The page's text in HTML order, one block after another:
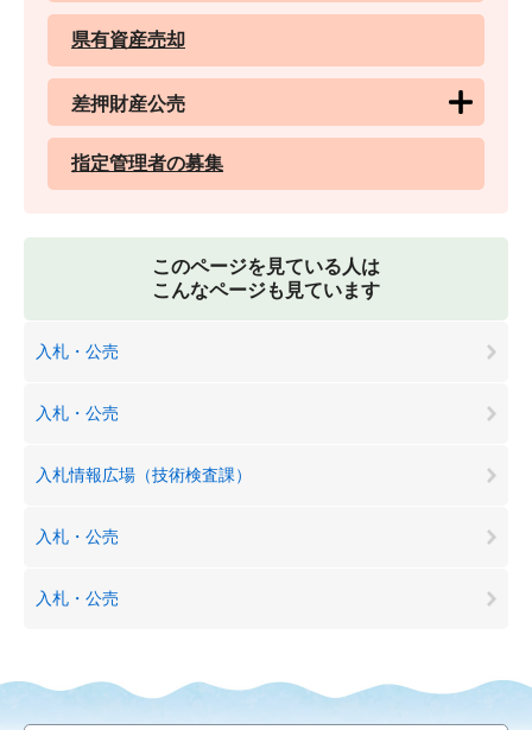
県有資産売却
差押財産公売
指定管理者の募集
このページを見ている人は
こんなページも見ています
入札・公売
入札・公売
入札情報広場（技術検査課）
入札・公売
入札・公売